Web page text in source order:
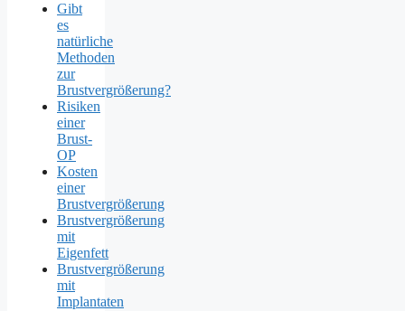
Gibt
es
natürliche
Methoden
zur
Brustvergrößerung?
Risiken
einer
Brust-
OP
Kosten
einer
Brustvergrößerung
Brustvergrößerung
mit
Eigenfett
Brustvergrößerung
mit
Implantaten